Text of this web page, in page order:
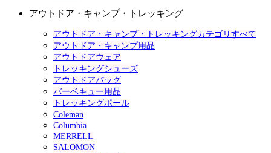
アウトドア・キャンプ・トレッキング
アウトドア・キャンプ・トレッキングカテゴリすべて
アウトドア・キャンプ用品
アウトドアウェア
トレッキングシューズ
アウトドアバッグ
バーベキュー用品
トレッキングポール
Coleman
Columbia
MERRELL
SALOMON